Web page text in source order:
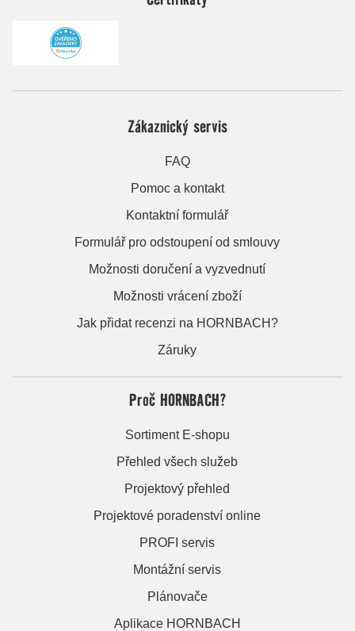
Zákaznický servis
FAQ
Pomoc a kontakt
Kontaktní formulář
Formulář pro odstoupení od smlouvy
Možnosti doručení a vyzvednutí
Možnosti vrácení zboží
Jak přidat recenzi na HORNBACH?
Záruky
Proč HORNBACH?
Sortiment E-shopu
Přehled všech služeb
Projektový přehled
Projektové poradenství online
PROFI servis
Montážní servis
Plánovače
Aplikace HORNBACH